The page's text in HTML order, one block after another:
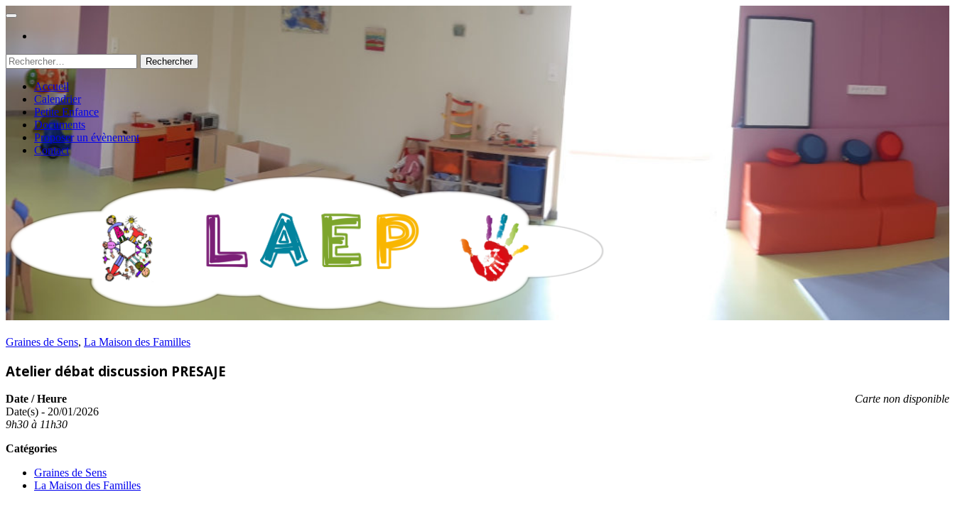
Rechercher :
Accueil
Calendrier
Petite Enfance
Documents
Proposer un évènement
Contact
Graines de Sens, La Maison des Familles
Atelier débat discussion PRESAJE
Carte non disponible
Date / Heure
Date(s) - 20/01/2026
9h30 à 11h30
Catégories
Graines de Sens
La Maison des Familles